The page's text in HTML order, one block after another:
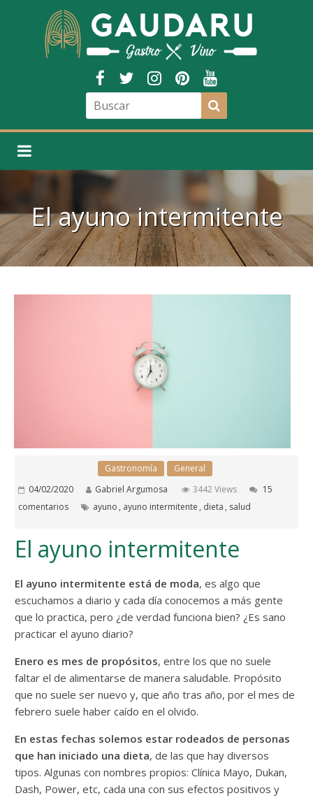
El ayuno intermitente
Gastronomía
General
04/02/2020
Gabriel Argumosa 3442 Views
15
comentarios
ayuno , ayuno intermitente , dieta , salud
El ayuno intermitente
El ayuno intermitente está de moda, es algo que
escuchamos a diario y cada día conocemos a más gente
que lo practica, pero ¿de verdad funciona bien? ¿Es sano
practicar el ayuno diario?
Enero es mes de propósitos, entre los que no suele
faltar el de alimentarse de manera saludable. Propósito
que no suele ser nuevo y, que año tras año, por el mes de
febrero suele haber caído en el olvido.
En estas fechas solemos estar rodeados de personas
que han iniciado una dieta, de las que hay diversos
tipos. Algunas con nombres propios: Clínica Mayo, Dukan,
Dash, Power, etc, cada una con sus efectos positivos y